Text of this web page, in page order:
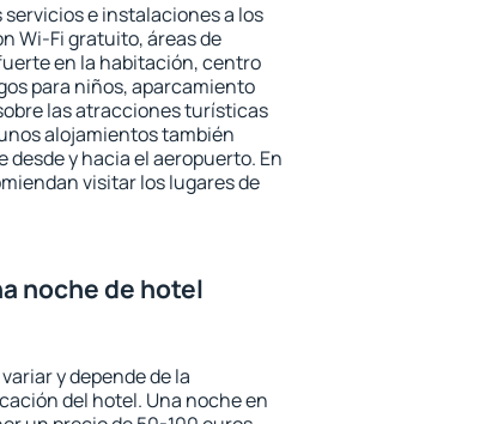
e instalaciones a los
Wi-Fi gratuito, áreas de
en la habitación, centro
para niños, aparcamiento
las atracciones turísticas
alojamientos también
y hacia el aeropuerto. En
visitar los lugares de
noche de hotel
y depende de la
del hotel. Una noche en